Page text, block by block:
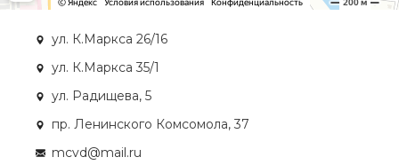
ул. К.Маркса 26/16
ул. К.Маркса 35/1
ул. Радищева, 5
пр. Ленинского Комсомола, 37
mcvd@mail.ru